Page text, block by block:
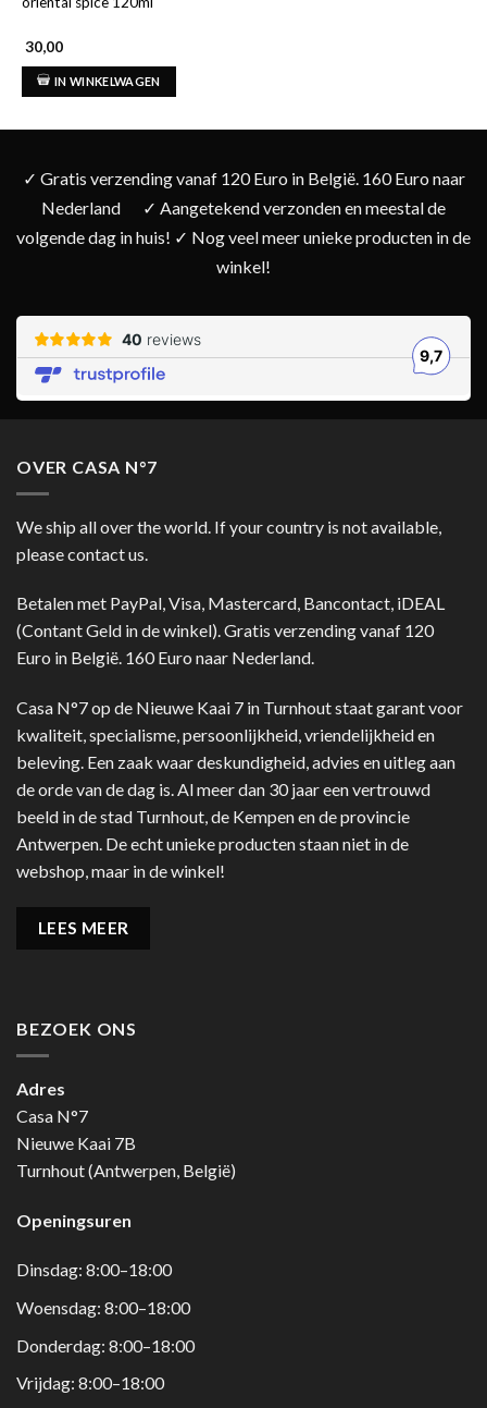
30,00
IN WINKELWAGEN
✓ Gratis verzending vanaf 120 Euro in België. 160 Euro naar
Nederland
✓ Aangetekend verzonden en meestal de
volgende dag in huis! ✓ Nog veel meer unieke producten in de
winkel!
OVER CASA N°7
We ship all over the world. If your country is not available,
please contact us.
Betalen met PayPal, Visa, Mastercard, Bancontact, iDEAL
(Contant Geld in de winkel). Gratis verzending vanaf 120
Euro in België. 160 Euro naar Nederland.
Casa N°7 op de Nieuwe Kaai 7 in Turnhout staat garant voor
kwaliteit, specialisme, persoonlijkheid, vriendelijkheid en
beleving. Een zaak waar deskundigheid, advies en uitleg aan
de orde van de dag is. Al meer dan 30 jaar een vertrouwd
beeld in de stad Turnhout, de Kempen en de provincie
Antwerpen. De echt unieke producten staan niet in de
webshop, maar in de winkel!
LEES MEER
BEZOEK ONS
Adres
Casa N°7
Nieuwe Kaai 7B
Turnhout (Antwerpen, België)
Openingsuren
Dinsdag: 8:00–18:00
Woensdag: 8:00–18:00
Donderdag: 8:00–18:00
Vrijdag: 8:00–18:00